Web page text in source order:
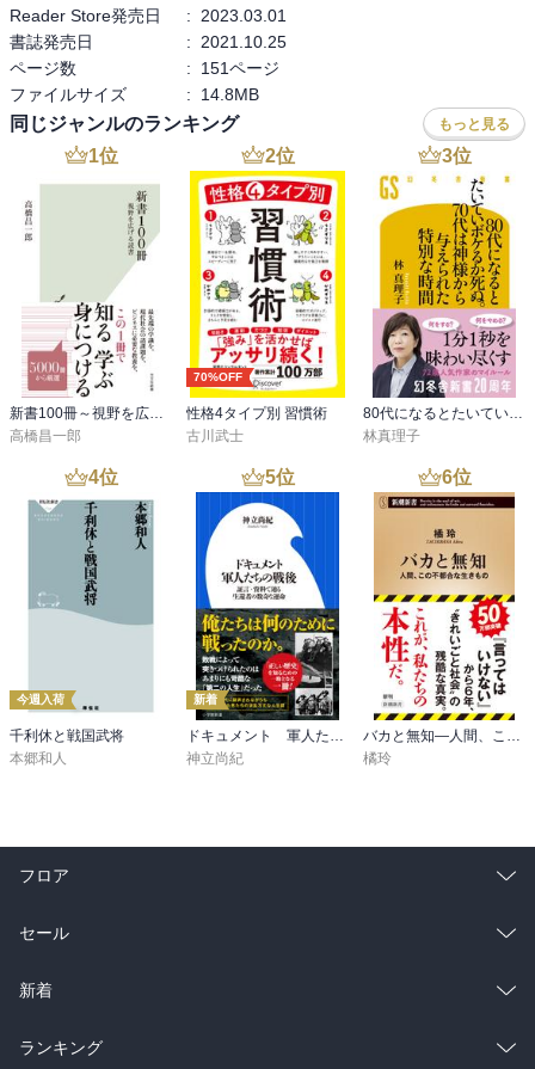
Reader Store発売日
:
2023.03.01
書誌発売日
:
2021.10.25
ページ数
:
151ページ
ファイルサイズ
: 14.8MB
同じジャンルのランキング もっと見る
1位
新書100冊～視野を広げる読書～
高橋昌一郎
2位
70%OFF
性格4タイプ別 習慣術
古川武士
3位
80代になるとたいていボケるか死ぬ。70代は神様から与えられた特別な時間
林真理子
4位
今週入荷
千利休と戦国武将
本郷和人
5位
新着
神立尚紀
6位
橘玲
フロア
総合
ラノベ
雑誌・グラビア
セール
総合
ラノベ
新着
総合
ランキング